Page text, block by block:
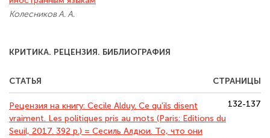
Колесников А. А.
КРИТИКА. РЕЦЕНЗИЯ. БИБЛИОГРАФИЯ
СТАТЬЯ СТРАНИЦЫ
Рецензия на книгу: Cecile Alduy. Ce qu'ils disent
vraiment. Les politiques pris au mots (Paris: Editions du
Seuil, 2017. 392 p.) = Сесиль Алдюи. То, что они
132-137